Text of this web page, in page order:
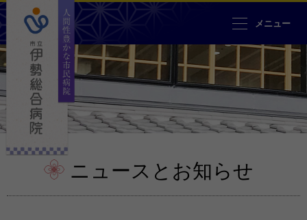
人間性豊かな市民病院 市立伊勢
メニュー
ニュースとお知らせ